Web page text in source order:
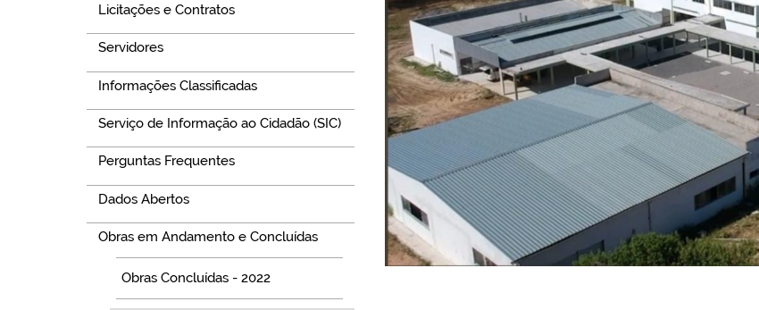
Licitações e Contratos
Servidores
Informações Classificadas
Serviço de Informação ao Cidadão (SIC)
Perguntas Frequentes
Dados Abertos
Obras em Andamento e Concluídas
Obras Concluídas - 2022